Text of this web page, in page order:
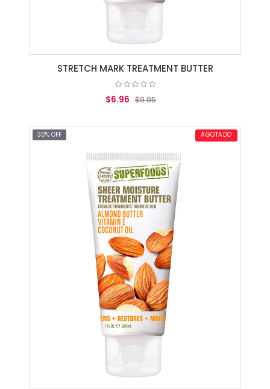
STRETCH MARK TREATMENT BUTTER
$6.96 $9.95
30% OFF AGOTADO